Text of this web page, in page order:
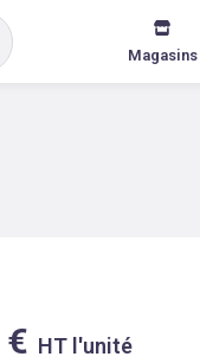
Magasins
€ HT l'unité